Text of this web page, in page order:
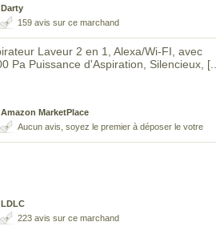
Darty
159 avis sur ce marchand
Laveur 2 en 1, Alexa/Wi-FI, avec
Pa Puissance d'Aspiration, Silencieux,
Amazon MarketPlace
Aucun avis, soyez le premier à déposer le votre
LDLC
223 avis sur ce marchand